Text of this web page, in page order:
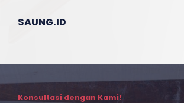
SAUNG.ID
Konsultasi dengan Kami!